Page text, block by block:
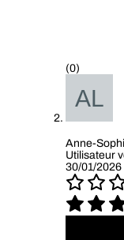
(0)
Anne-
Utilisateur
30/01/2026